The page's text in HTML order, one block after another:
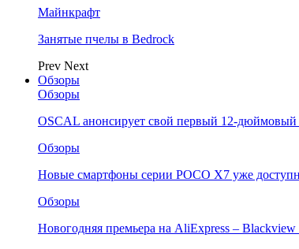
Майнкрафт
Занятые пчелы в Bedrock
Prev Next
Обзоры
Обзоры
OSCAL анонсирует свой первый 12-
Обзоры
Новые смартфоны серии POCO X7 уже
Обзоры
Новогодняя премьера на AliExpress –